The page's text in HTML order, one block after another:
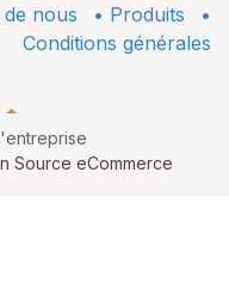
nous • ​Produits
•
Conditions générales
Source eCommerce